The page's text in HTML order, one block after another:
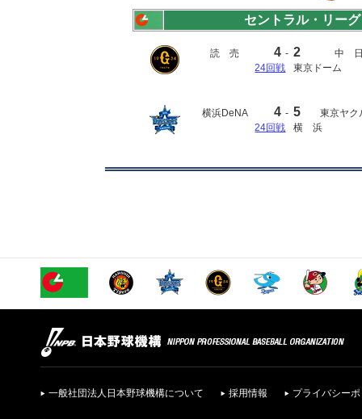
セントラル・リーグ
読 売 4 - 2
中
24回戦
東京ドーム
横浜DeNA 4 - 5
東京ヤク
24回戦
横 浜
一般社団法人日本野球機構について 採用情報 プライバシー